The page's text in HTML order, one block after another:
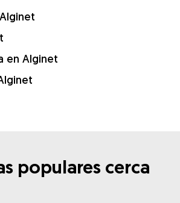
en Alginet
populares cerca